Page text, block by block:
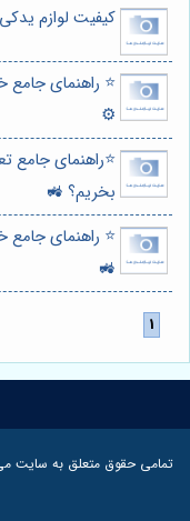
کیفیت لوازم
⭐️ راهنمای جامع
⚙️
⭐️راهنمای جامع
بخریم؟ 🚜
⭐️ راهنمای جامع
🚜
تمامی حقوق متعلق به سایت